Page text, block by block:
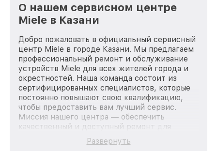
О нашем сервисном центре
Miele в Казани
Добро пожаловать в официальный сервисный
центр Miele в городе Казани. Мы предлагаем
профессиональный ремонт и обслуживание
устройств Miele для всех жителей города и
окрестностей. Наша команда состоит из
сертифицированных специалистов, которые
постоянно повышают свою квалификацию,
чтобы предоставить вам лучший сервис.
Миссия нашего центра — обеспечить
качественный и доступный ремонт для
каждого пользователя продукции Miele, вне
зависимости от сложности поломки. Мы
Развернуть